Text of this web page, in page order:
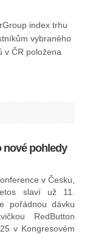
index trhu
vybraného
v ČR položena
nové pohledy
v Česku,
slaví už 11.
pořádnou dávku
RedButton
v Kongresovém